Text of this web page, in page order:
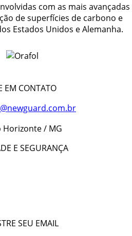
com as mais avançadas
de superfícies de carbono e
Estados Unidos e Alemanha.
EM CONTATO
Horizonte / MG
E SEGURANÇA
SEU EMAIL